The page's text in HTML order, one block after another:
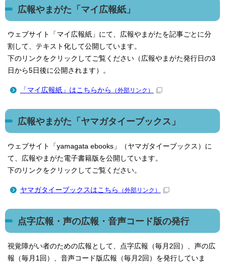
広報やまがた「マイ広報紙」
ウェブサイト「マイ広報紙」にて、広報やまがたを記事ごとに分
割して、テキスト化して公開しています。
下のリンクをクリックしてご覧ください（広報やまがた発行日の3
日から5日後に公開されます）。
「マイ広報紙」はこちらから （外部リンク）
広報やまがた「ヤマガタイーブックス」
ウェブサイト「yamagata ebooks」（ヤマガタイーブックス）に
て、広報やまがた電子書籍版を公開しています。
下のリンクをクリックしてご覧ください。
ヤマガタイーブックスはこちら （外部リンク）
点字広報・声の広報・音声コード版の発行
視覚障がい者のための広報として、点字広報（毎月2回）、声の広
報（毎月1回）、音声コード版広報（毎月2回）を発行していま